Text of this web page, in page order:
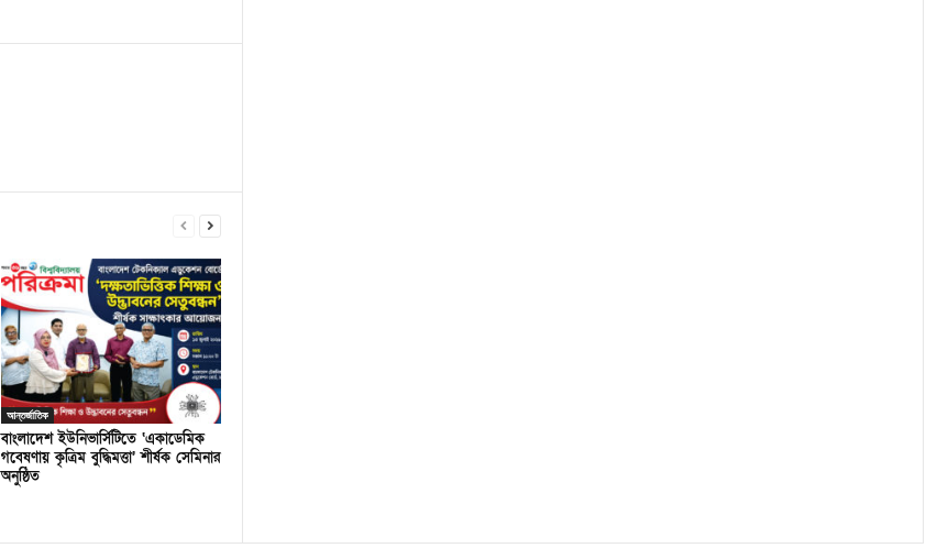
আন্তর্জাতিক
বাংলাদেশ ইউনিভার্সিটিতে ‘একাডেমিক
গবেষণায় কৃত্রিম বুদ্ধিমত্তা’ শীর্ষক সেমিনার
অনুষ্ঠিত